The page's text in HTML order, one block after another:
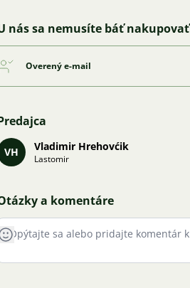
nás sa nemusíte báť nakupovať
Overený e-mail
VH Vladimir Hrehovćik
Lastomir
a komentáre